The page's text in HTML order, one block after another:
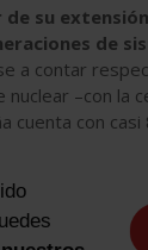
su
de
a contar
nuclear –con la
cuenta con